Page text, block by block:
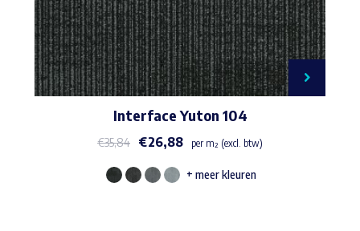
Interface Yuton 104
€35,84 €26,88 per m² (excl. btw)
+ meer kleuren